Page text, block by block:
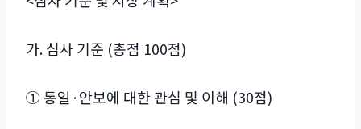
가. 심사 기준 (총점 100점)
① 통일·안보에 대한 관심 및 이해 (30점)